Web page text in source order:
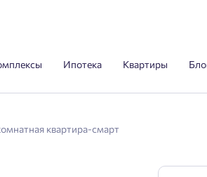
Ипотека Квартиры
квартира-смарт